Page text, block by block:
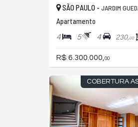
SÃO PAULO - JARDIM
Apartamento
4 5 4 230,00
R$ 6.300.000, 00
COBERTURA